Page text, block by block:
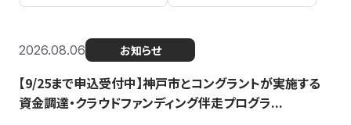
2026.08.06 お知らせ
【9/25まで申込受付中】神戸市とコングラントが実施する
資金調達・クラウドファンディング伴走プログラ...